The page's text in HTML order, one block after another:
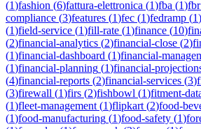
(1)fashion (6)fattura-elettronica (1)fba (1)fbr
compliance (3)features (1)fec (1)fedramp (1)
(1)field-service (1)fill-rate (1)finance (10)
(2)financial-analytics (2)financial-close (2)
(1)financial-dashboard (1)financial-
(1)financial-planning (1)financial-
(4)financial-reports (2)financial-services (3)
(3)firewall (1)firs (2)fishbowl (1)fitment-
(1)fleet-management (1)flipkart (2)food-
(1)food-manufacturing (1)food-safety (1)